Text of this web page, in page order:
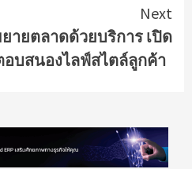
Next
ยายตลาดด้วยบริการ เปิด
บสนองไลฟ์สไตล์ลูกค้า